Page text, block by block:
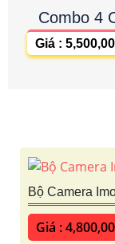
Combo 4
Giá :
Bộ Camera
Giá :